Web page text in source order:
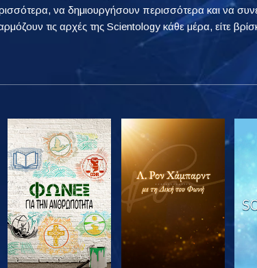
να δημιουργήσουν περισσότερα και να
τις αρχές της Scientology κάθε μέρα, είτε